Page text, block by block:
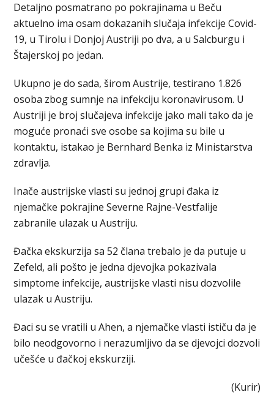
Detaljno posmatrano po pokrajinama u Beču
aktuelno ima osam dokazanih slučaja infekcije Covid-
19, u Tirolu i Donjoj Austriji po dva, a u Salcburgu i
Štajerskoj po jedan.
Ukupno je do sada, širom Austrije, testirano 1.826
osoba zbog sumnje na infekciju koronavirusom. U
Austriji je broj slučajeva infekcije jako mali tako da je
moguće pronaći sve osobe sa kojima su bile u
kontaktu, istakao je Bernhard Benka iz Ministarstva
zdravlja.
Inače austrijske vlasti su jednoj grupi đaka iz
njemačke pokrajine Severne Rajne-Vestfalije
zabranile ulazak u Austriju.
Đačka ekskurzija sa 52 člana trebalo je da putuje u
Zefeld, ali pošto je jedna djevojka pokazivala
simptome infekcije, austrijske vlasti nisu dozvolile
ulazak u Austriju.
Đaci su se vratili u Ahen, a njemačke vlasti ističu da je
bilo neodgovorno i nerazumljivo da se djevojci dozvoli
učešće u đačkoj ekskurziji.
(Kurir)